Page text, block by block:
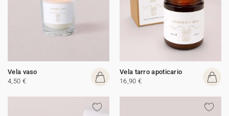
Vela vaso
4,50 €
Vela tarro apoticario
16,90 €